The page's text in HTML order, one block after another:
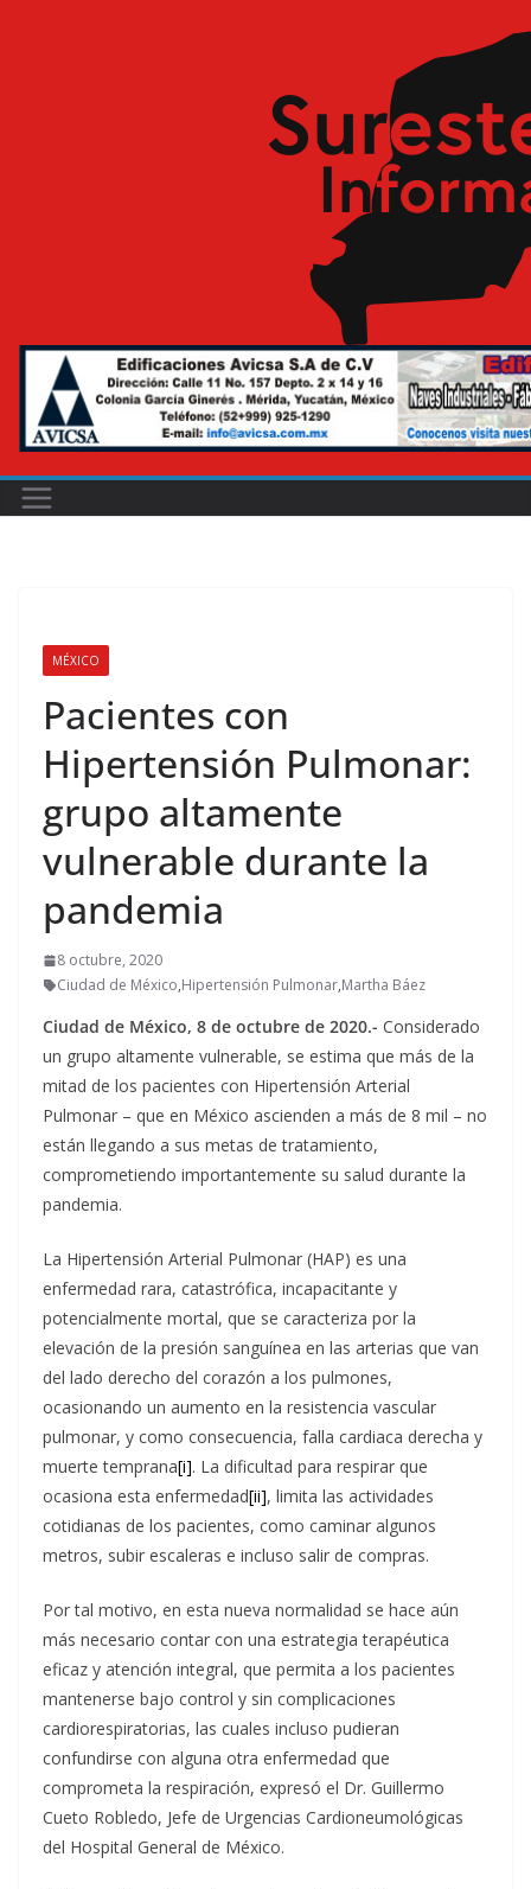
MÉXICO
Pacientes con
Hipertensión Pulmonar:
grupo altamente
vulnerable durante la
pandemia
8 octubre, 2020
Ciudad de México,Hipertensión Pulmonar,Martha Báez
Ciudad de México, 8 de octubre de 2020.- Considerado
un grupo altamente vulnerable, se estima que más de la
mitad de los pacientes con Hipertensión Arterial
Pulmonar – que en México ascienden a más de 8 mil – no
están llegando a sus metas de tratamiento,
comprometiendo importantemente su salud durante la
pandemia.
La Hipertensión Arterial Pulmonar (HAP) es una
enfermedad rara, catastrófica, incapacitante y
potencialmente mortal, que se caracteriza por la
elevación de la presión sanguínea en las arterias que van
del lado derecho del corazón a los pulmones,
ocasionando un aumento en la resistencia vascular
pulmonar, y como consecuencia, falla cardiaca derecha y
muerte temprana[i]. La dificultad para respirar que
ocasiona esta enfermedad[ii], limita las actividades
cotidianas de los pacientes, como caminar algunos
metros, subir escaleras e incluso salir de compras.
Por tal motivo, en esta nueva normalidad se hace aún
más necesario contar con una estrategia terapéutica
eficaz y atención integral, que permita a los pacientes
mantenerse bajo control y sin complicaciones
cardiorespiratorias, las cuales incluso pudieran
confundirse con alguna otra enfermedad que
comprometa la respiración, expresó el Dr. Guillermo
Cueto Robledo, Jefe de Urgencias Cardioneumológicas
del Hospital General de México.